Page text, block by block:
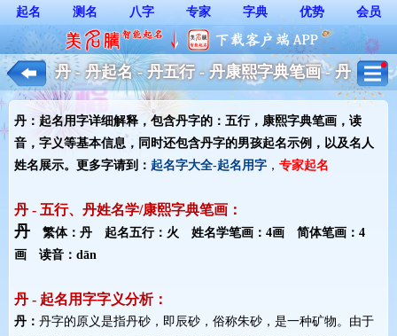
起名 测名 八字 专家 字典 优势 会员
丹 - 丹起名 - 丹五行 - 丹康熙字典笔画 - 丹
起名用字解释 - 男孩起名
丹：起名用字详细解释，包含丹字的：五行，康熙字典笔画，读
音，字义等基本信息，同时还包含丹字的男孩起名示例，以及名人
姓名展示。更多字请到： 起名字大全-起名用字 ， 专家起名
丹 - 五行、丹姓名学/康熙字典笔画：
丹 繁体：丹 起名五行：火 姓名学笔画：4画 简体笔画：4
画 读音：dān
丹 - 起名用字字义分析：
丹： 丹字的原义是指丹砂，即辰砂，俗称朱砂，是一种矿物。由于